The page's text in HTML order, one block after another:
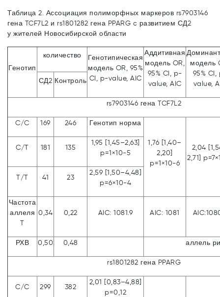
Таблица 2. Ассоциация полиморфных маркеров rs7903146
гена TCF7L2 и rs1801282 гена PPARG c развитием СД2
у жителей Новосибирской области
Генотип
количество
Генотипическая
модель OR, 95%
CI, p-value, AIC
Аддитивная
модель OR,
95% CI, p-
value, AIC
модель
95%
value,
СД2 Контроль
rs7903146 гена TCF7L2
C/C 169 246 Генотип норма
1,76 [1,40–
2,20]
p=1×10-6
2,04
2,71]
C/T 181 135
1,95 [1,45–2,63]
p=1×10-5
T/T 41 23
2,59 [1,50–4,48]
p=6×10-4
Частота
аллеля
T
0,34 0,22 AIC: 1081.9 AIC: 1081
РХВ 0,50 0,48 аллель
rs1801282 гена PPARG
C/C 299 382
2,01 [0,83–4,88]
p=0,12